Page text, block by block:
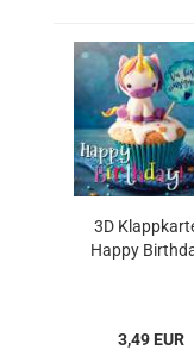
3D
Happy
3,49 EUR